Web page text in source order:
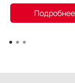
Подробнее